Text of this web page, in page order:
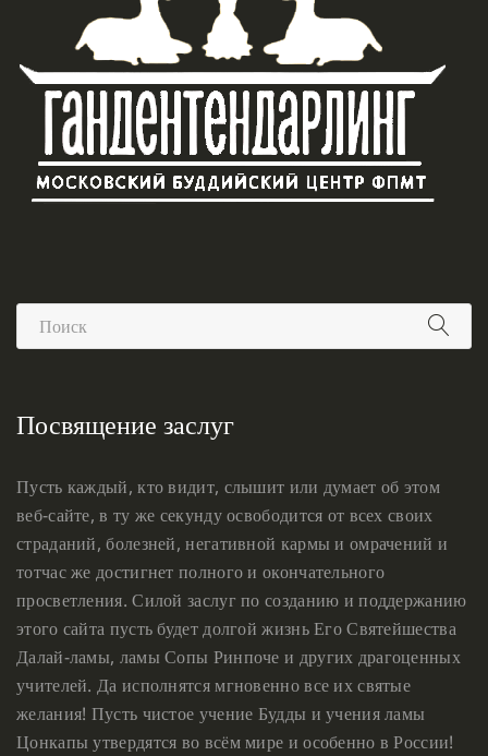
Посвящение заслуг
Пусть каждый, кто видит, слышит или думает об этом
веб-сайте, в ту же секунду освободится от всех своих
страданий, болезней, негативной кармы и омрачений и
тотчас же достигнет полного и окончательного
просветления. Силой заслуг по созданию и поддержанию
этого сайта пусть будет долгой жизнь Его Святейшества
Далай-ламы, ламы Сопы Ринпоче и других драгоценных
учителей. Да исполнятся мгновенно все их святые
желания! Пусть чистое учение Будды и учения ламы
Цонкапы утвердятся во всём мире и особенно в России!